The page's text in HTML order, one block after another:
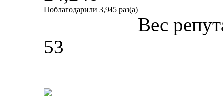
Поблагодарили 3,945 раз(а)
Вес
53